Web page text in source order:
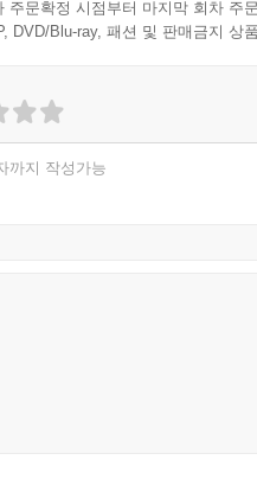
주문확정 시점부터 마지막 회차 주
DVD/Blu-ray, 패션 및 판매금지 상
까지 작성가능